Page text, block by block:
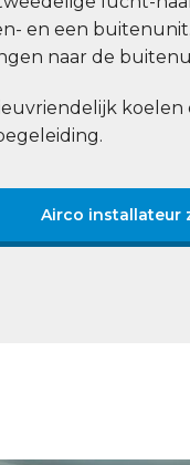
en een
naar de
koelen
Airco installateur